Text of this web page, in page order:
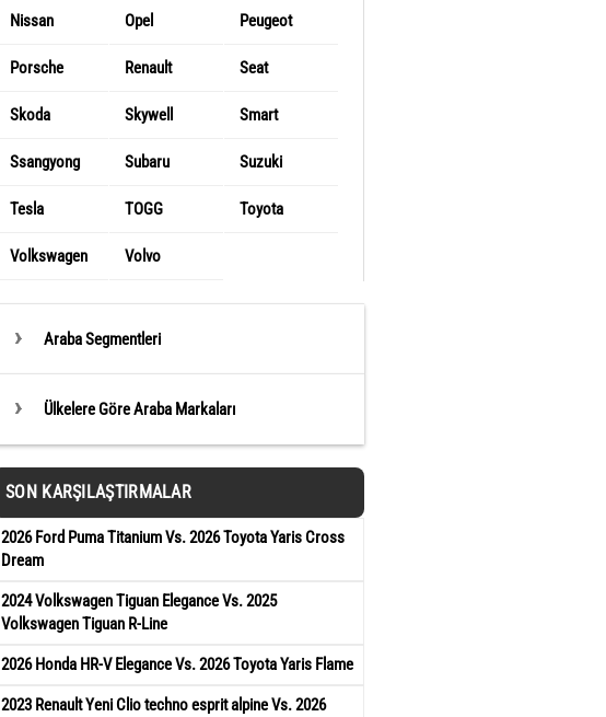
Nissan Opel Peugeot
Porsche Renault Seat
Skoda Skywell Smart
Ssangyong Subaru Suzuki
Tesla TOGG Toyota
Volkswagen Volvo
Araba Segmentleri
Ülkelere Göre Araba Markaları
SON KARŞILAŞTIRMALAR
2026 Ford Puma Titanium Vs. 2026 Toyota Yaris Cross
Dream
2024 Volkswagen Tiguan Elegance Vs. 2025
Volkswagen Tiguan R-Line
2026 Honda HR-V Elegance Vs. 2026 Toyota Yaris Flame
2023 Renault Yeni Clio techno esprit alpine Vs. 2026